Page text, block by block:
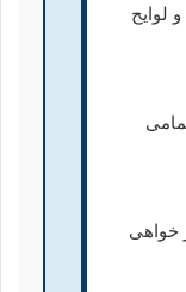
لوایح
خواهی